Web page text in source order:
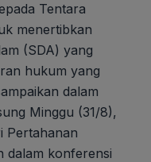
Tentara
menertibkan
(SDA) yang
hukum yang
dalam
Minggu (31/8),
Pertahanan
dalam konferensi